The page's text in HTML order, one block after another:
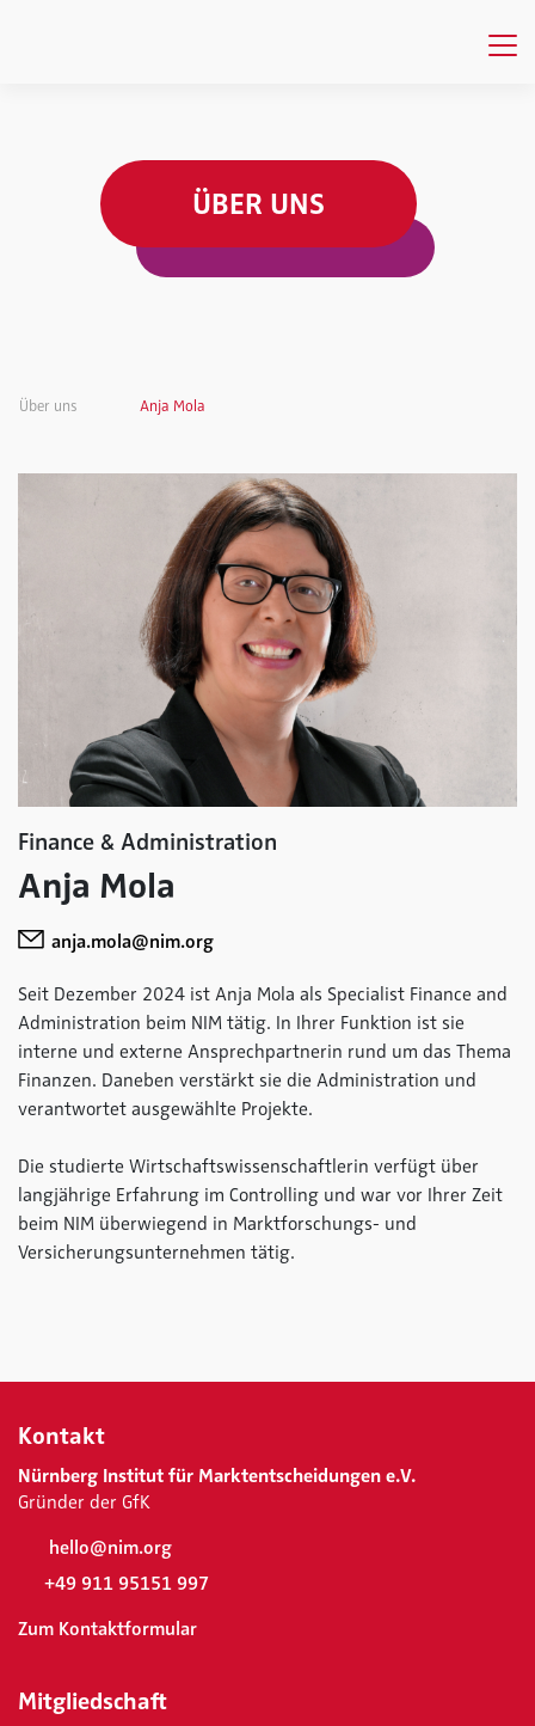
ÜBER UNS
Über uns Anja Mola
Finance & Administration
Anja Mola
anja.mola@nim.org
Seit Dezember 2024 ist Anja Mola als Specialist Finance and
Administration beim NIM tätig. In Ihrer Funktion ist sie
interne und externe Ansprechpartnerin rund um das Thema
Finanzen. Daneben verstärkt sie die Administration und
verantwortet ausgewählte Projekte.
Die studierte Wirtschaftswissenschaftlerin verfügt über
langjährige Erfahrung im Controlling und war vor Ihrer Zeit
beim NIM überwiegend in Marktforschungs- und
Versicherungsunternehmen tätig.
Kontakt
Nürnberg Institut für Marktentscheidungen e.V.
Gründer der GfK
hello@nim.org
+49 911 95151 997
Zum Kontaktformular
Mitgliedschaft